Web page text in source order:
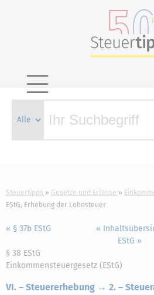
Steuertipps Gesetze und Erlasse
EStG, Erhebung der Lohnsteuer
« § 37b EStG
«
EStG »
§ 38 EStG
Einkommensteuergesetz (EStG)
VI. – Steuererhebung → 2. –